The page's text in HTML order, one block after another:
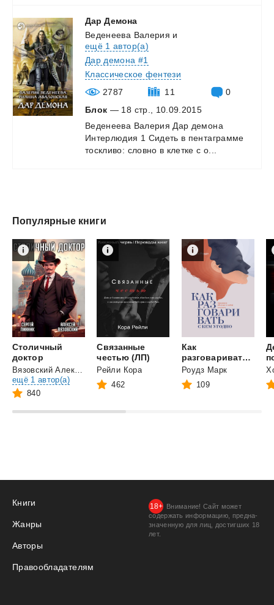
Дар Демона
Веденеева Валерия и
ещё 1 автор(а)
Дар демона #1
Классическое фентези
2787
11
0
Блок — 18 стр., 10.09.2015
Веденеева Валерия Дар демона
Интерлюдия 1 Сидеть в пентаграмме
тоскливо: словно в клетке с о...
Популярные книги
Столичный
доктор
Вязовский Алексей
ещё 1 автор(а)
840
Связанные
честью (ЛП)
Рейли Кора
462
Как
разговаривать с кем угодно. Уверенное общение в любой ситуации
Роудз Марк
109
Книги
Жанры
Авторы
Правообладателям
Внимание! Сайт может
содержать информацию, предна­
значенную для лиц, дости­гших 18
лет.